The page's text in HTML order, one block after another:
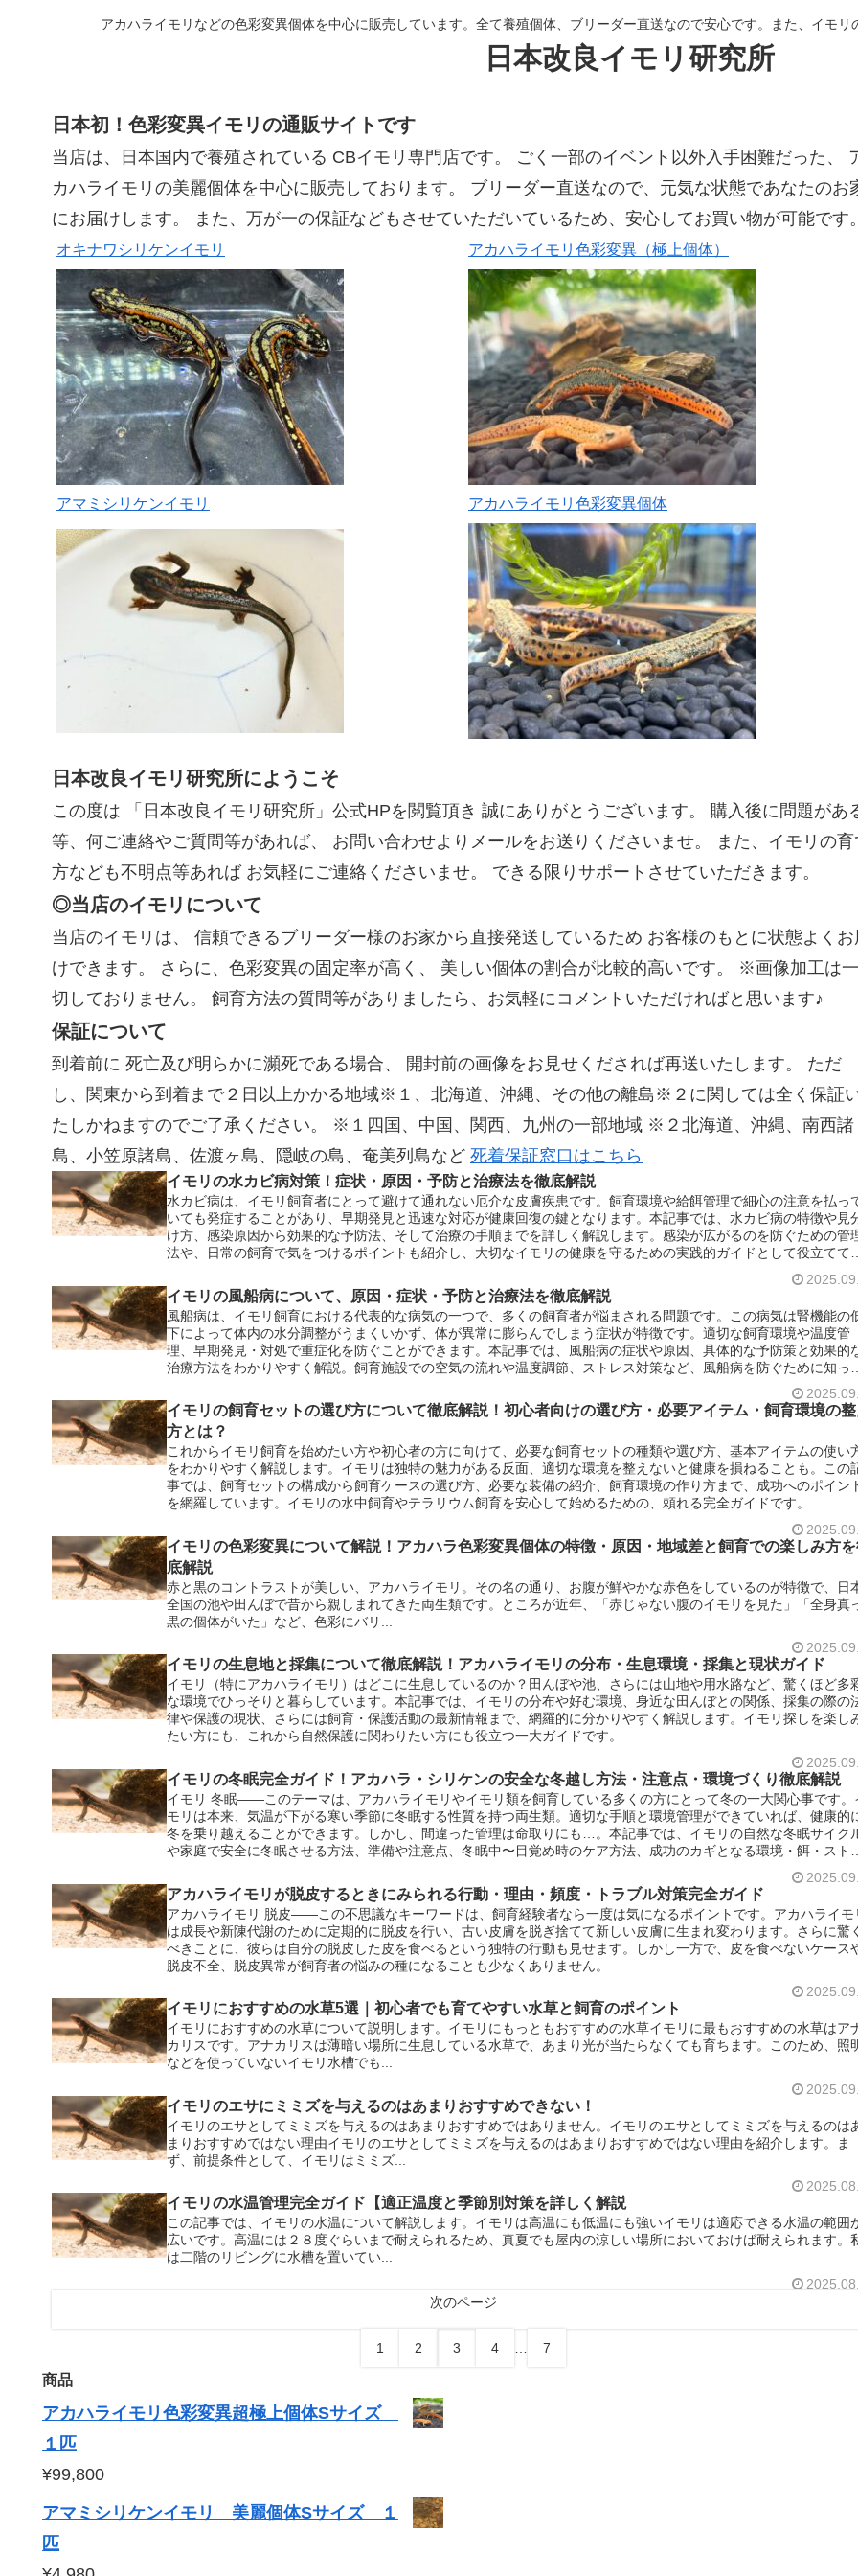
アカハライモリなどの色彩変異個体を中心に販売しています。全て養殖個体、ブリーダー直送なので安心です。また、イモリ
日本改良イモリ研究所
日本初！色彩変異イモリの通販サイトです
当店は、日本国内で養殖されている CBイモリ専門店です。 ごく一部のイベント以外入手困難だった、
カハライモリの美麗個体を中心に販売しております。 ブリーダー直送なので、元気な状態であなたのお
にお届けします。 また、万が一の保証などもさせていただいているため、安心してお買い物が可能です。
オキナワシリケンイモリ アカハライモリ色彩変異（極上個体）
アマミシリケンイモリ アカハライモリ色彩変異個体
日本改良イモリ研究所にようこそ
この度は 「日本改良イモリ研究所」公式HPを閲覧頂き 誠にありがとうございます。 購入後に問題があ
等、何ご連絡やご質問等があれば、 お問い合わせよりメールをお送りくださいませ。 また、イモリの育
方なども不明点等あれば お気軽にご連絡くださいませ。 できる限りサポートさせていただきます。
◎当店のイモリについて
当店のイモリは、 信頼できるブリーダー様のお家から直接発送しているため お客様のもとに状態よくお
けできます。 さらに、色彩変異の固定率が高く、 美しい個体の割合が比較的高いです。 ※画像加工は一
切しておりません。 飼育方法の質問等がありましたら、お気軽にコメントいただければと思います♪
保証について
到着前に 死亡及び明らかに瀕死である場合、 開封前の画像をお見せくだされば再送いたします。 ただ
し、関東から到着まで２日以上かかる地域※１、北海道、沖縄、その他の離島※２に関しては全く保証
たしかねますのでご了承ください。 ※１四国、中国、関西、九州の一部地域 ※２北海道、沖縄、南西諸
島、小笠原諸島、佐渡ヶ島、隠岐の島、奄美列島など 死着保証窓口はこちら
イモリの水カビ病対策！症状・原因・予防と治療法を徹底解説
水カビ病は、イモリ飼育者にとって避けて通れない厄介な皮膚疾患です。飼育環境や給餌管理で細心の注意を払っ
いても発症することがあり、早期発見と迅速な対応が健康回復の鍵となります。本記事では、水カビ病の特徴や見
け方、感染原因から効果的な予防法、そして治療の手順までを詳しく解説します。感染が広がるのを防ぐための管
法や、日常の飼育で気をつけるポイントも紹介し、大切なイモリの健康を守るための実践的ガイドとして役立ててく
イモリの風船病について、原因・症状・予防と治療法を徹底解説
風船病は、イモリ飼育における代表的な病気の一つで、多くの飼育者が悩まされる問題です。この病気は腎機能の
下によって体内の水分調整がうまくいかず、体が異常に膨らんでしまう症状が特徴です。適切な飼育環境や温度管
理、早期発見・対処で重症化を防ぐことができます。本記事では、風船病の症状や原因、具体的な予防策と効果的
治療方法をわかりやすく解説。飼育施設での空気の流れや温度調節、ストレス対策など、風船病を防ぐために知って
おきたいポイントを網羅し、大切なイモリを守るための情報をお届けします。初心者から上級者まで役立つ完全ガイ
ドです。
イモリの飼育セットの選び方について徹底解説！初心者向けの選び方・必要アイテム・飼育環境の整
方とは？
これからイモリ飼育を始めたい方や初心者の方に向けて、必要な飼育セットの種類や選び方、基本アイテムの使い
をわかりやすく解説します。イモリは独特の魅力がある反面、適切な環境を整えないと健康を損ねることも。この
事では、飼育セットの構成から飼育ケースの選び方、必要な装備の紹介、飼育環境の作り方まで、成功へのポイン
を網羅しています。イモリの水中飼育やテラリウム飼育を安心して始めるための、頼れる完全ガイドです。
イモリの色彩変異について解説！アカハラ色彩変異個体の特徴・原因・地域差と飼育での楽しみ方
底解説
赤と黒のコントラストが美しい、アカハライモリ。その名の通り、お腹が鮮やかな赤色をしているのが特徴で、日
全国の池や田んぼで昔から親しまれてきた両生類です。ところが近年、「赤じゃない腹のイモリを見た」「全身真
黒の個体がいた」など、色彩にバリ...
イモリの生息地と採集について徹底解説！アカハライモリの分布・生息環境・採集と現状ガイド
イモリ（特にアカハライモリ）はどこに生息しているのか？田んぼや池、さらには山地や用水路など、驚くほど多
な環境でひっそりと暮らしています。本記事では、イモリの分布や好む環境、身近な田んぼとの関係、採集の際の
律や保護の現状、さらには飼育・保護活動の最新情報まで、網羅的に分かりやすく解説します。イモリ探しを楽し
たい方にも、これから自然保護に関わりたい方にも役立つ一大ガイドです。
イモリの冬眠完全ガイド！アカハラ・シリケンの安全な冬越し方法・注意点・環境づくり徹底解説
イモリ 冬眠――このテーマは、アカハライモリやイモリ類を飼育している多くの方にとって冬の一大関心事です。
モリは本来、気温が下がる寒い季節に冬眠する性質を持つ両生類。適切な手順と環境管理ができていれば、健康的
冬を乗り越えることができます。しかし、間違った管理は命取りにも…。本記事では、イモリの自然な冬眠サイク
や家庭で安全に冬眠させる方法、準備や注意点、冬眠中〜目覚め時のケア方法、成功のカギとなる環境・餌・ストレ
して進められる“完全ガイド”としてお届けします。
アカハライモリが脱皮するときにみられる行動・理由・頻度・トラブル対策完全ガイド
アカハライモリ 脱皮――この不思議なキーワードは、飼育経験者なら一度は気になるポイントです。アカハライモ
は成長や新陳代謝のために定期的に脱皮を行い、古い皮膚を脱ぎ捨てて新しい皮膚に生まれ変わります。さらに驚く
べきことに、彼らは自分の脱皮した皮を食べるという独特の行動も見せます。しかし一方で、皮を食べないケース
脱皮不全、脱皮異常が飼育者の悩みの種になることも少なくありません。
イモリにおすすめの水草5選｜初心者でも育てやすい水草と飼育のポイント
イモリにおすすめの水草について説明します。イモリにもっともおすすめの水草イモリに最もおすすめの水草はア
カリスです。アナカリスは薄暗い場所に生息している水草で、あまり光が当たらなくても育ちます。このため、照
などを使っていないイモリ水槽でも...
イモリのエサにミミズを与えるのはあまりおすすめできない！
イモリのエサとしてミミズを与えるのはあまりおすすめではありません。イモリのエサとしてミミズを与えるのは
まりおすすめではない理由イモリのエサとしてミミズを与えるのはあまりおすすめではない理由を紹介します。ま
ず、前提条件として、イモリはミミズ...
イモリの水温管理完全ガイド【適正温度と季節別対策を詳しく解説
この記事では、イモリの水温について解説します。イモリは高温にも低温にも強いイモリは適応できる水温の範囲
広いです。高温には２８度ぐらいまで耐えられるため、真夏でも屋内の涼しい場所においておけば耐えられます。
は二階のリビングに水槽を置いてい...
次のページ
1 2 3 4 7
商品
アカハライモリ色彩変異超極上個体Sサイズ
１匹
¥99,800
アマミシリケンイモリ 美麗個体Sサイズ １
匹